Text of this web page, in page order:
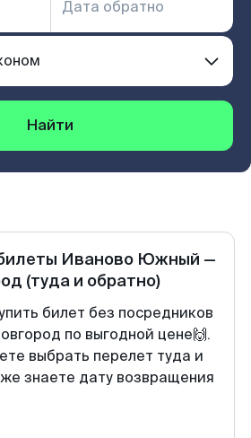
Найти
Иваново Южный —
(туда и обратно)
билет без посредников
по выгодной цене🙌.
выбрать перелет туда и
знаете дату возвращения